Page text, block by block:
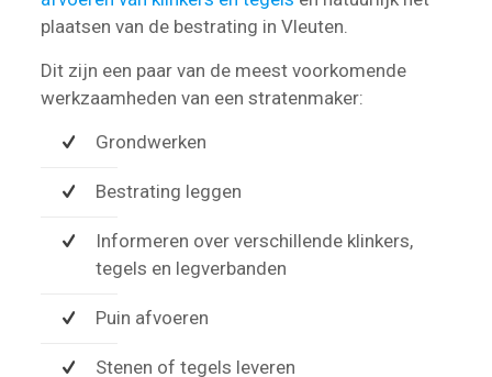
plaatsen van de bestrating in Vleuten.
Dit zijn een paar van de meest voorkomende
werkzaamheden van een stratenmaker:
Grondwerken
Bestrating leggen
Informeren over verschillende klinkers,
tegels en legverbanden
Puin afvoeren
Stenen of tegels leveren